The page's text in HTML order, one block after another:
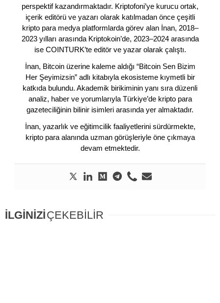
perspektif kazandırmaktadır. Kriptofoni’ye kurucu ortak,
içerik editörü ve yazarı olarak katılmadan önce çeşitli
kripto para medya platformlarda görev alan İnan, 2018–
2023 yılları arasında Kriptokoin’de, 2023–2024 arasında
ise COINTURK’te editör ve yazar olarak çalıştı.
İnan, Bitcoin üzerine kaleme aldığı “Bitcoin Sen Bizim
Her Şeyimizsin” adlı kitabıyla ekosisteme kıymetli bir
katkıda bulundu. Akademik birikiminin yanı sıra düzenli
analiz, haber ve yorumlarıyla Türkiye’de kripto para
gazeteciliğinin bilinir isimleri arasında yer almaktadır.
İnan, yazarlık ve eğitimcilik faaliyetlerini sürdürmekte,
kripto para alanında uzman görüşleriyle öne çıkmaya
devam etmektedir.
İLGİNİZİÇEKEBİLİR